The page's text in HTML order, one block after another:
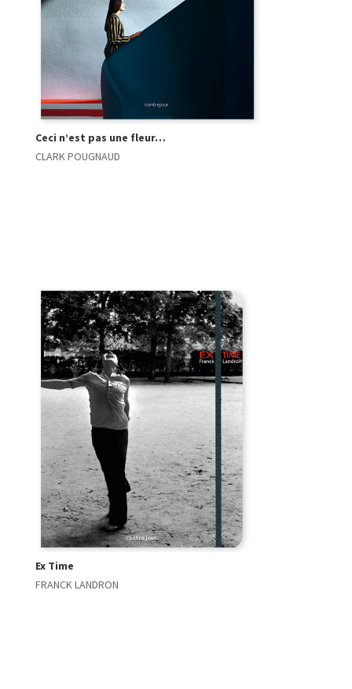
Ceci n’est pas une fleur…
CLARK POUGNAUD
Ex Time
FRANCK LANDRON